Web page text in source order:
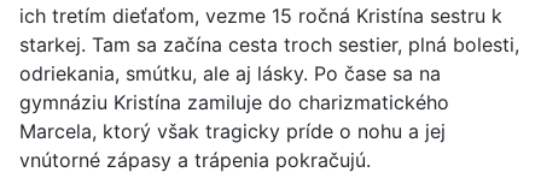
ich tretím dieťaťom, vezme 15 ročná Kristína sestru k
starkej. Tam sa začína cesta troch sestier, plná bolesti,
odriekania, smútku, ale aj lásky. Po čase sa na
gymnáziu Kristína zamiluje do charizmatického
Marcela, ktorý však tragicky príde o nohu a jej
vnútorné zápasy a trápenia pokračujú.